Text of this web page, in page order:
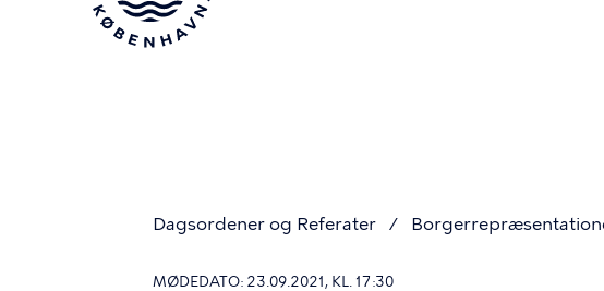
Dagsordener og Referater
MØDEDATO: 23.09.2021, KL. 17:30